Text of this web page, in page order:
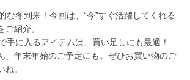
な冬到来！今回は、“今”すぐ活躍してくれる
紹介。
手に入るアイテムは、買い足しにも最適！
、年末年始のご予定にも。ぜひお買い物のご
。